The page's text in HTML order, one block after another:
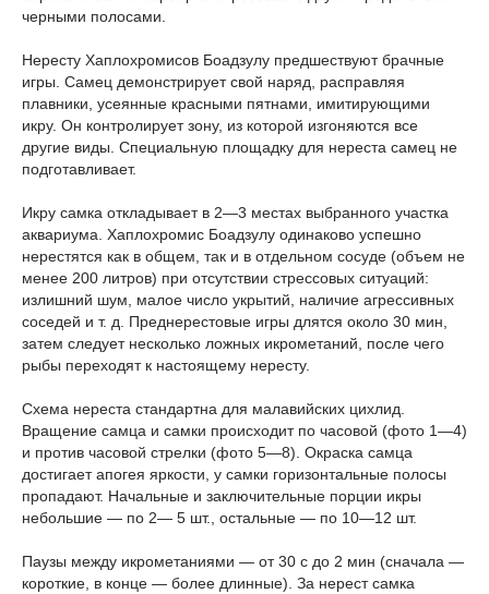
черными полосами.
Нересту Хаплохромисов Боадзулу предшествуют брачные
игры. Самец демонстрирует свой наряд, расправляя
плавники, усеянные красными пятнами, имитирующими
икру. Он контролирует зону, из которой изгоняются все
другие виды. Специальную площадку для нереста самец не
подготавливает.
Икру самка откладывает в 2—3 местах выбранного участка
аквариума. Хаплохромис Боадзулу одинаково успешно
нерестятся как в общем, так и в отдельном сосуде (объем не
менее 200 литров) при отсутствии стрессовых ситуаций:
излишний шум, малое число укрытий, наличие агрессивных
соседей и т. д. Преднерестовые игры длятся около 30 мин,
затем следует несколько ложных икрометаний, после чего
рыбы переходят к настоящему нересту.
Схема нереста стандартна для малавийских цихлид.
Вращение самца и самки происходит по часовой (фото 1—4)
и против часовой стрелки (фото 5—8). Окраска самца
достигает апогея яркости, у самки горизонтальные полосы
пропадают. Начальные и заключительные порции икры
небольшие — по 2— 5 шт., остальные — по 10—12 шт.
Паузы между икрометаниями — от 30 с до 2 мин (сначала —
короткие, в конце — более длинные). За нерест самка